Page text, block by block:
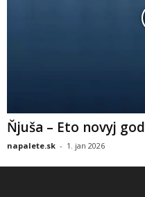
Ňjuša – Eto novyj god
napalete.sk - 1. jan 2026